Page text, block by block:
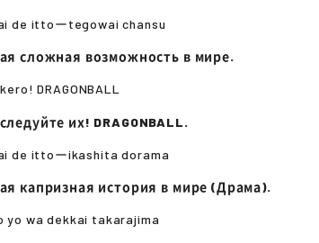
de ittoーtegowai chansu
сложная возможность в мире.
DRAGONBALL
их! DRAGONBALL.
de ittoーikashita dorama
капризная история в мире (Драма).
yo wa dekkai takarajima